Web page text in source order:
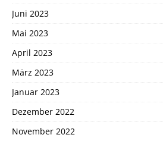
Juni 2023
Mai 2023
April 2023
März 2023
Januar 2023
Dezember 2022
November 2022